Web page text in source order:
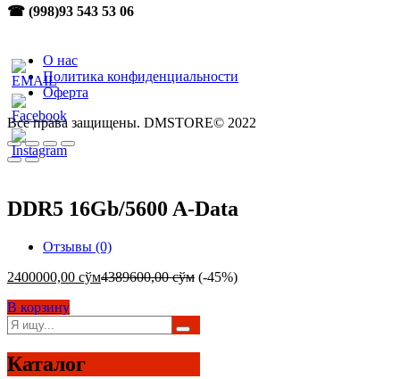
☎ (998)93 543 53 06
О нас
Политика конфиденциальности
Оферта
Все права защищены. DMSTORE© 2022
DDR5 16Gb/5600 A-Data
Отзывы (0)
2400000,00 сўм4389600,00сўм (-45%)
В корзину
Каталог